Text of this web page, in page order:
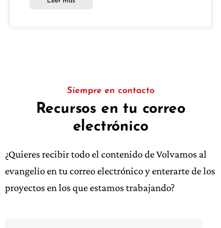
Siempre en contacto
Recursos en tu correo
electrónico
¿Quieres recibir todo el contenido de Volvamos al
evangelio en tu correo electrónico y enterarte de los
proyectos en los que estamos trabajando?